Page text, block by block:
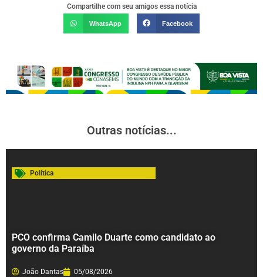
Compartilhe com seu amigos essa notícia
WhatsApp Facebook
Outras notícias...
Política
PCO confirma Camilo Duarte como candidato ao
governo da Paraíba
João Dantas 05/08/2026